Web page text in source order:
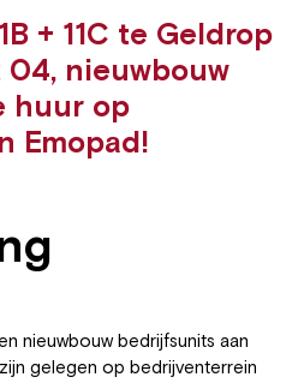
+ 11C te Geldrop
nieuwbouw
huur op
Emopad!
nieuwbouw bedrijfsunits aan
gelegen op bedrijventerrein